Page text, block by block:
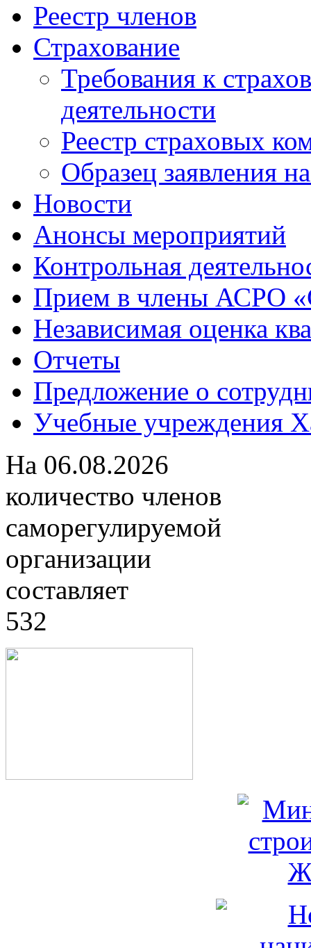
Реестр членов
Страхование
Требования к
деятельности
Реестр страховых
Образец заявления
Новости
Анонсы мероприятий
Контрольная
Прием в члены АСРО
Независимая оценка
Отчеты
Предложение о
Учебные учреждения
На 06.08.2026
количество членов
саморегулируемой
организации
составляет
532